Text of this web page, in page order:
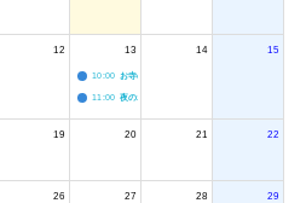
12 13
10:00 お寺のジャグリング教室
11:00 夜のボードゲーム会
14 15
19 20 21 22
26 27 28 29